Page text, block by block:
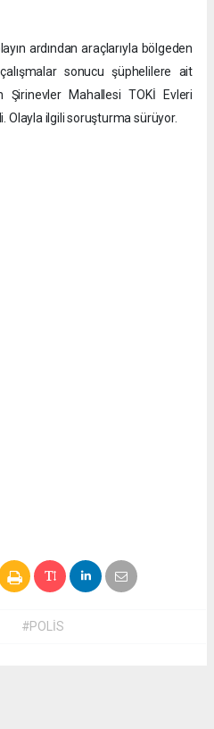
ardından araçlarıyla bölgeden
sonucu şüphelilere ait
Şirinevler Mahallesi TOKİ Evleri
Olayla ilgili soruşturma sürüyor.
#POLİS